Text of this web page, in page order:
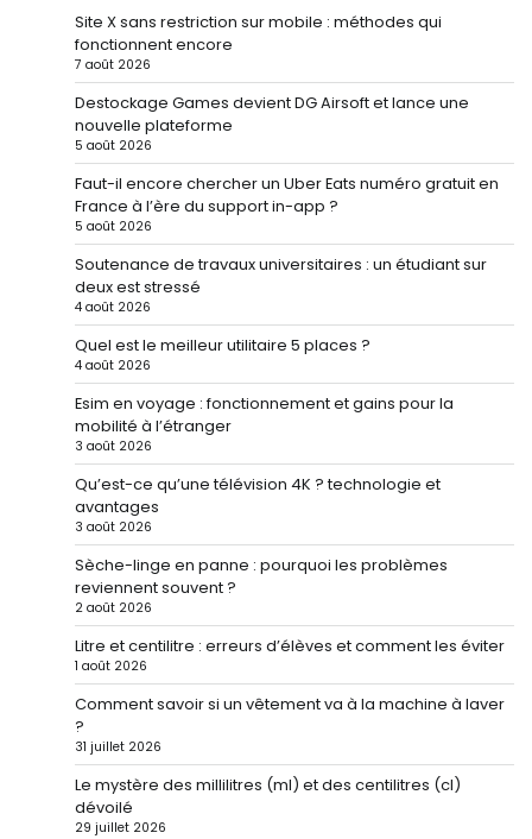
Site X sans restriction sur mobile : méthodes qui
fonctionnent encore
7 août 2026
Destockage Games devient DG Airsoft et lance une
nouvelle plateforme
5 août 2026
Faut-il encore chercher un Uber Eats numéro gratuit en
France à l’ère du support in-app ?
5 août 2026
Soutenance de travaux universitaires : un étudiant sur
deux est stressé
4 août 2026
Quel est le meilleur utilitaire 5 places ?
4 août 2026
Esim en voyage : fonctionnement et gains pour la
mobilité à l’étranger
3 août 2026
Qu’est-ce qu’une télévision 4K ? technologie et
avantages
3 août 2026
Sèche-linge en panne : pourquoi les problèmes
reviennent souvent ?
2 août 2026
Litre et centilitre : erreurs d’élèves et comment les éviter
1 août 2026
Comment savoir si un vêtement va à la machine à laver
?
31 juillet 2026
Le mystère des millilitres (ml) et des centilitres (cl)
dévoilé
29 juillet 2026